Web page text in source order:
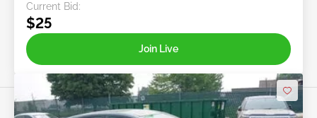
Current Bid:
$25
Join Live